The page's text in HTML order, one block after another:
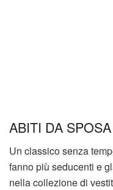
ABITI DA
Un classico senza
fanno più seducenti e
nella collezione di